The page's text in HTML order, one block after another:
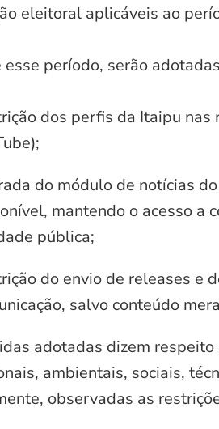
eleitoral aplicáveis ao
esse período, serão
dos perfis da Itaipu nas
do módulo de notícias
mantendo o acesso a
pública;
do envio de releases e
salvo conteúdo
adotadas dizem
ambientais, sociais,
observadas as